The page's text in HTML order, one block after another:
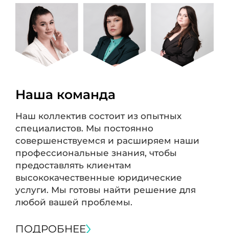
Наша команда
Наш коллектив состоит из опытных
специалистов. Мы постоянно
совершенствуемся и расширяем наши
профессиональные знания, чтобы
предоставлять клиентам
высококачественные юридические
услуги. Мы готовы найти решение для
любой вашей проблемы.
ПОДРОБНЕЕ